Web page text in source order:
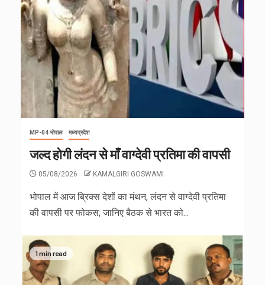
MP-04 भोपाल मध्यप्रदेश
जल्द होगी लंदन से माँ वाग्देवी प्रतिमा की वापसी
05/08/2026 KAMALGIRI GOSWAMI
भोपाल में आज ब्रिक्स देशों का मंथन, लंदन से वाग्देवी प्रतिमा
की वापसी पर फोकस; जानिए बैठक से भारत को...
1 min read